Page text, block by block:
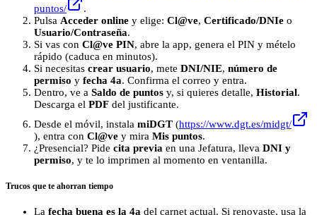
puntos/
.
Pulsa Acceder online y elige: Cl@ve, Certificado/DNIe o
Usuario/Contraseña.
Si vas con Cl@ve PIN, abre la app, genera el PIN y mételo
rápido (caduca en minutos).
Si necesitas crear usuario, mete DNI/NIE, número de
permiso y fecha 4a. Confirma el correo y entra.
Dentro, ve a Saldo de puntos y, si quieres detalle, Historial.
Descarga el PDF del justificante.
Desde el móvil, instala miDGT (https://www.dgt.es/midgt/
), entra con Cl@ve y mira Mis puntos.
¿Presencial? Pide cita previa en una Jefatura, lleva DNI y
permiso, y te lo imprimen al momento en ventanilla.
Trucos que te ahorran tiempo
La fecha buena es la 4a del carnet actual. Si renovaste, usa la